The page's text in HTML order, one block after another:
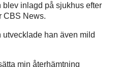
inlagd på sjukhus efter
CBS News.
han även mild
min återhämtning